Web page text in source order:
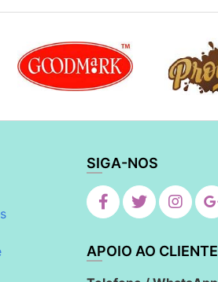
SIGA-NOS
APOIO AO CLIENTE